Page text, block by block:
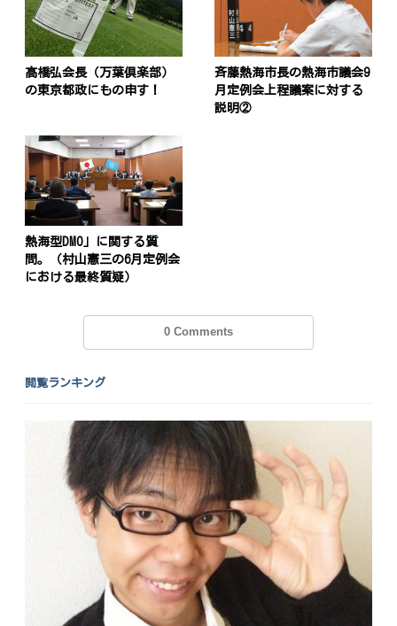
髙橋弘会長（万葉倶楽部）
の東京都政にもの申す！
斉藤熱海市長の熱海市議会9
月定例会上程議案に対する
説明②
熱海型DMO」に関する質
問。（村山憲三の6月定例会
における最終質疑）
0 Comments
閲覧ランキング